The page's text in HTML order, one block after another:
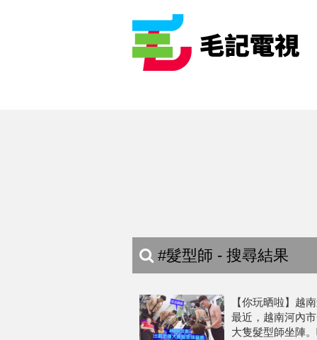
#髮型師 - 搜尋結果
【你玩晒啦】越
最近，越南河內
大隻髮型師坐陣